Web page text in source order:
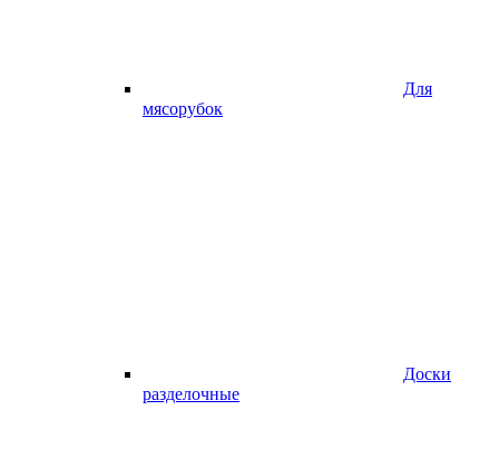
Для
мясорубок
Доски
разделочные